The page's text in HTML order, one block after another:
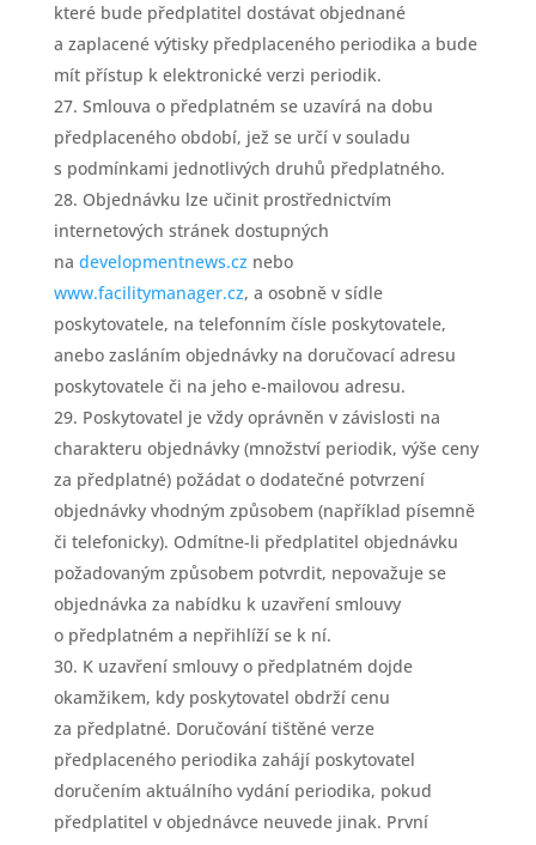
které bude předplatitel dostávat objednané
a zaplacené výtisky předplaceného periodika a bude
mít přístup k elektronické verzi periodik.
Smlouva o předplatném se uzavírá na dobu
předplaceného období, jež se určí v souladu
s podmínkami jednotlivých druhů předplatného.
Objednávku lze učinit prostřednictvím
internetových stránek dostupných
na developmentnews.cz nebo
www.facilitymanager.cz, a osobně v sídle
poskytovatele, na telefonním čísle poskytovatele,
anebo zasláním objednávky na doručovací adresu
poskytovatele či na jeho e-mailovou adresu.
Poskytovatel je vždy oprávněn v závislosti na
charakteru objednávky (množství periodik, výše ceny
za předplatné) požádat o dodatečné potvrzení
objednávky vhodným způsobem (například písemně
či telefonicky). Odmítne-li předplatitel objednávku
požadovaným způsobem potvrdit, nepovažuje se
objednávka za nabídku k uzavření smlouvy
o předplatném a nepřihlíží se k ní.
K uzavření smlouvy o předplatném dojde
okamžikem, kdy poskytovatel obdrží cenu
za předplatné. Doručování tištěné verze
předplaceného periodika zahájí poskytovatel
doručením aktuálního vydání periodika, pokud
předplatitel v objednávce neuvede jinak. První